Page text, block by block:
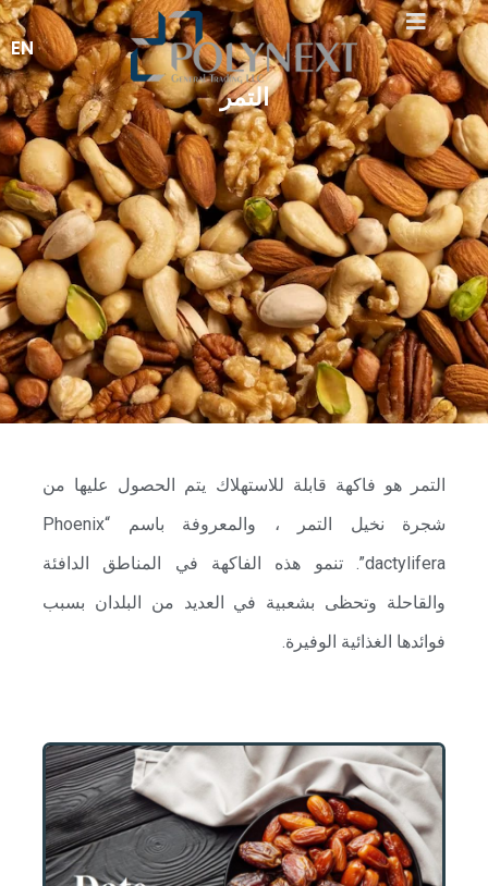
EN
التمر
التمر هو فاكهة قابلة للاستهلاك يتم الحصول عليها من
شجرة نخيل التمر ، والمعروفة باسم “Phoenix
dactylifera”. تنمو هذه الفاكهة في المناطق الدافئة
والقاحلة وتحظى بشعبية في العديد من البلدان بسبب
فوائدها الغذائية الوفيرة.